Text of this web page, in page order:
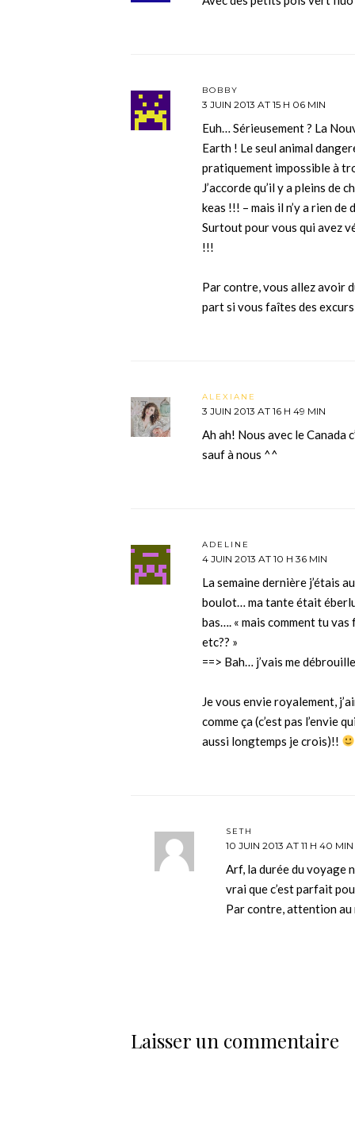
BOBBY
3 JUIN 2013 AT 15 H 06 MIN
Euh… Sérieusement ? La
Earth ! Le seul animal
pratiquement impossible à
J’accorde qu’il y a pleins de
keas !!! – mais il n’y a rien
Surtout pour vous qui avez
!!!
Par contre, vous allez avoir
part si vous faîtes des
ALEXIANE
3 JUIN 2013 AT 16 H 49 MIN
Ah ah! Nous avec le Canada
sauf à nous ^^
ADELINE
4 JUIN 2013 AT 10 H 36 MIN
La semaine dernière j’étais
boulot… ma tante était
bas…. « mais comment tu
etc?? »
==> Bah… j’vais me
Je vous envie royalement,
comme ça (c’est pas l’envie
aussi longtemps je crois)!!
SETH
10 JUIN 2013 AT 11 H 40 MIN
Arf, la durée du voyage
vrai que c’est parfait
Par contre, attention au
Laisser un commentaire